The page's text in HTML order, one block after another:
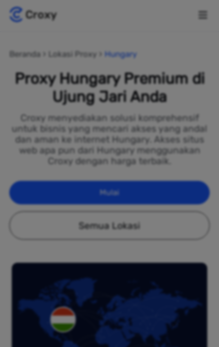
Beranda Lokasi Proxy Hungary
Proxy Hungary Premium di
Ujung Jari Anda
Croxy menyediakan solusi komprehensif
untuk bisnis yang mencari akses yang andal
dan aman ke internet Hungary. Akses situs
web apa pun dari Hungary menggunakan
Croxy dengan harga terbaik.
Mulai
Semua Lokasi